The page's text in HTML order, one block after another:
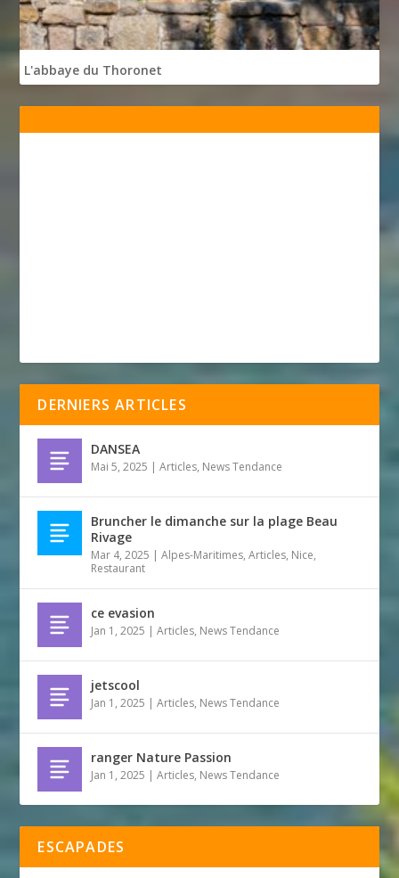
L'abbaye du Thoronet
DERNIERS ARTICLES
DANSEA
Mai 5, 2025 |Articles, News Tendance
Bruncher le dimanche sur la plage Beau
Rivage
Mar 4, 2025 |Alpes-Maritimes,Articles, Nice,
Restaurant
ce evasion
Jan 1, 2025 |Articles, News Tendance
jetscool
Jan 1, 2025 |Articles, News Tendance
ranger Nature Passion
Jan 1, 2025 |Articles, News Tendance
ESCAPADES